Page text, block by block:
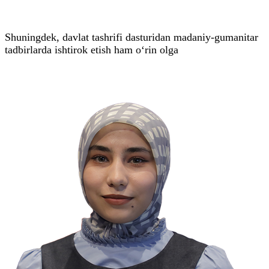
Shuningdek, davlat tashrifi dasturidan madaniy-gumanitar
tadbirlarda ishtirok etish ham o‘rin olga